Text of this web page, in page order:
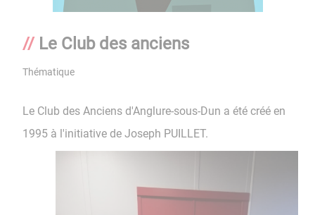
Le Club des anciens
Thématique
Le Club des Anciens d'Anglure-sous-Dun a été créé en
1995 à l'initiative de Joseph PUILLET.